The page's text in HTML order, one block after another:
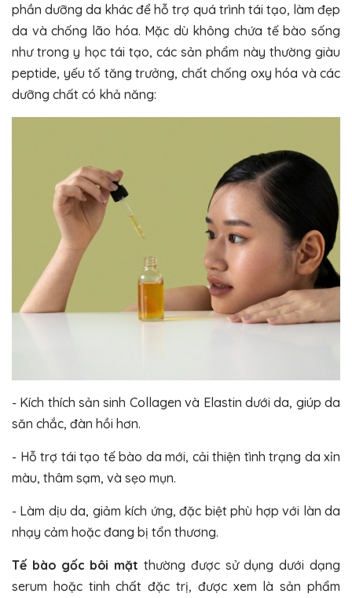
phần dưỡng da khác để hỗ trợ quá trình tái tạo, làm đẹp
da và chống lão hóa. Mặc dù không chứa tế bào sống
như trong y học tái tạo, các sản phẩm này thường giàu
peptide, yếu tố tăng trưởng, chất chống oxy hóa và các
dưỡng chất có khả năng:
- Kích thích sản sinh Collagen và Elastin dưới da, giúp da
săn chắc, đàn hồi hơn.
- Hỗ trợ tái tạo tế bào da mới, cải thiện tình trạng da xỉn
màu, thâm sạm, và sẹo mụn.
- Làm dịu da, giảm kích ứng, đặc biệt phù hợp với làn da
nhạy cảm hoặc đang bị tổn thương.
Tế bào gốc bôi mặt thường được sử dụng dưới dạng
serum hoặc tinh chất đặc trị, được xem là sản phẩm